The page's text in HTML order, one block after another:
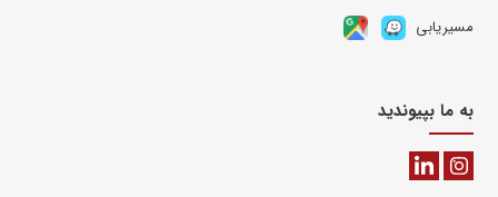
مسیریابی
به ما بپیوندید